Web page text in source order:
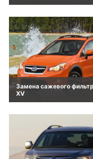
Замена сажевого
XV